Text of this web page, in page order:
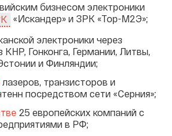
бизнесом электроники
«Искандер» и ЗРК «Тор-М2Э»;
электроники через
КНР, Гонконга, Германии, Литвы,
и Финляндии;
лазеров, транзисторов и
посредством сети «Серния»;
25 европейских компаний с
в РФ;